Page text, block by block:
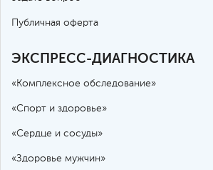
Публичная оферта
ЭКСПРЕСС-ДИАГНОСТИКА
«Комплексное обследование»
«Спорт и здоровье»
«Сердце и сосуды»
«Здоровье мужчин»